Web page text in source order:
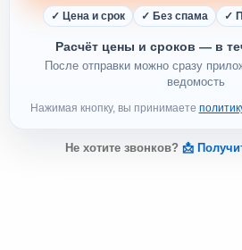
✓ Цена и срок ✓ Без спама ✓
Расчёт цены и сроков — в
После отправки можно сразу
ведомость
Нажимая кнопку, вы принимаете
Не хотите звонков? 📩